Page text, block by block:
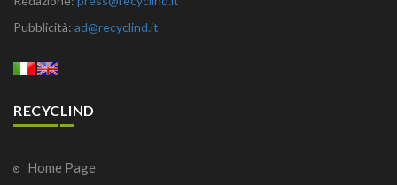
Pubblicità: ad@recyclind.it
RECYCLIND
Home Page